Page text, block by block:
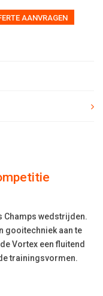
AANVRAGEN
Champs wedstrijden.
gooitechniek aan te
Vortex een fluitend
trainingsvormen.